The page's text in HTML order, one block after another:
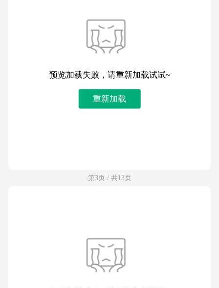
预览加载失败，请重新加载试试~
重新加载
第3页 / 共13页